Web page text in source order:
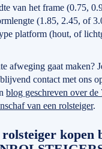
van het frame (0.75,
(1.85, 2.45, of
platform (hout, of
afweging gaat maken?
contact met ons
blog geschreven over de
van een rolsteiger.
kopen